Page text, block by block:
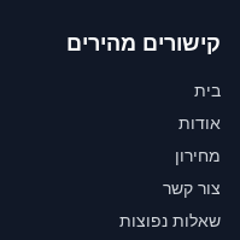
קישורים מהירים
בית
אודות
מחירון
צור קשר
שאלות נפוצות